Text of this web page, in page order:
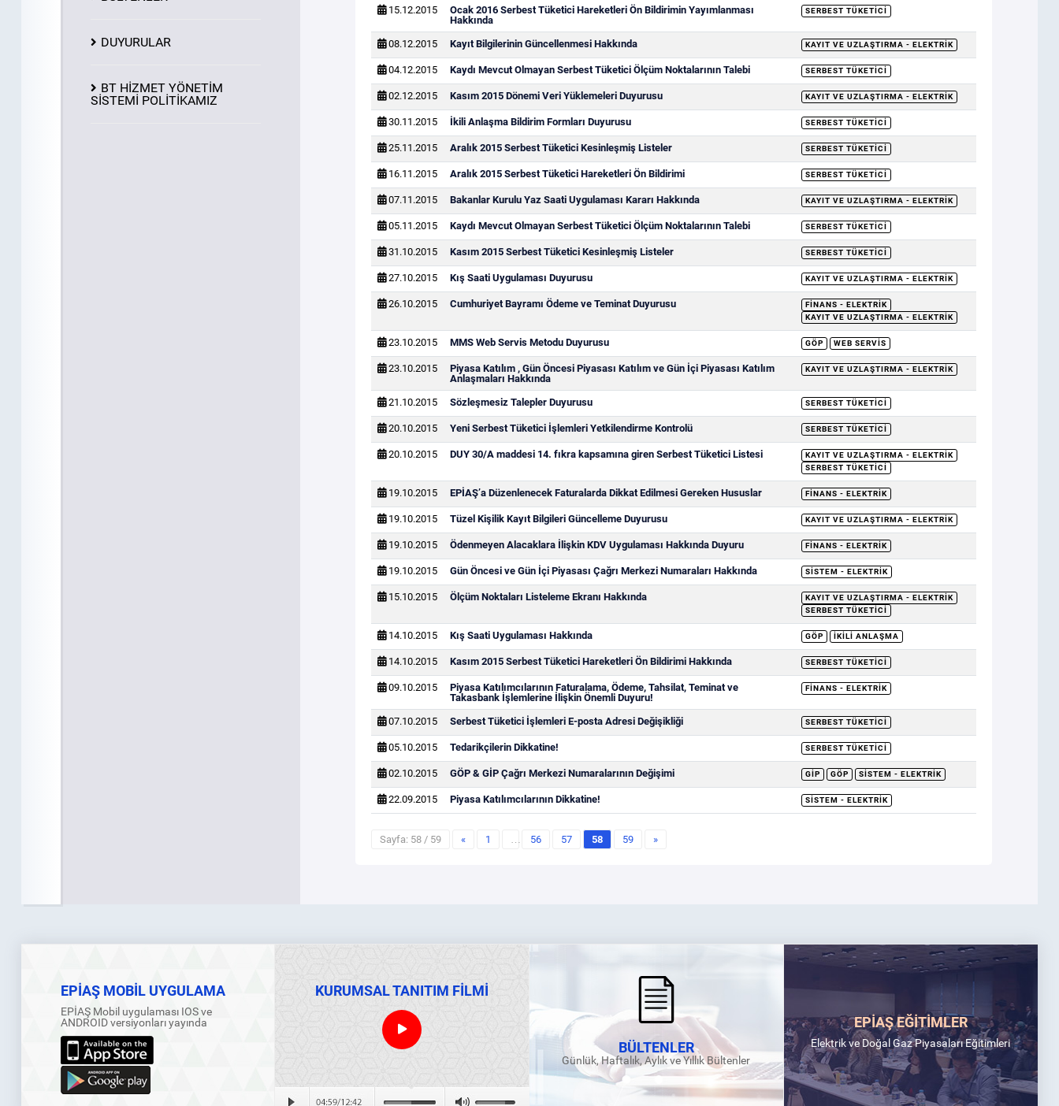
DUYURULAR
BT HİZMET YÖNETİM
SİSTEMİ POLİTİKAMIZ
15.12.2015
Ocak 2016 Serbest Tüketici Hareketleri Ön Bildirimin Yayımlanması
Hakkında
SERBEST TÜKETICI
08.12.2015 Kayıt Bilgilerinin Güncellenmesi Hakkında KAYIT VE UZLAŞTIRMA - ELEKTRIK
04.12.2015 Kaydı Mevcut Olmayan Serbest Tüketici Ölçüm Noktalarının Talebi SERBEST TÜKETICI
02.12.2015 Kasım 2015 Dönemi Veri Yüklemeleri Duyurusu KAYIT VE UZLAŞTIRMA - ELEKTRIK
30.11.2015 İkili Anlaşma Bildirim Formları Duyurusu SERBEST TÜKETICI
25.11.2015 Aralık 2015 Serbest Tüketici Kesinleşmiş Listeler SERBEST TÜKETICI
16.11.2015 Aralık 2015 Serbest Tüketici Hareketleri Ön Bildirimi SERBEST TÜKETICI
07.11.2015 Bakanlar Kurulu Yaz Saati Uygulaması Kararı Hakkında KAYIT VE UZLAŞTIRMA - ELEKTRIK
05.11.2015 Kaydı Mevcut Olmayan Serbest Tüketici Ölçüm Noktalarının Talebi SERBEST TÜKETICI
31.10.2015 Kasım 2015 Serbest Tüketici Kesinleşmiş Listeler SERBEST TÜKETICI
27.10.2015 Kış Saati Uygulaması Duyurusu KAYIT VE UZLAŞTIRMA - ELEKTRIK
26.10.2015 Cumhuriyet Bayramı Ödeme ve Teminat Duyurusu
FINANS - ELEKTRIK
KAYIT VE UZLAŞTIRMA - ELEKTRIK
23.10.2015 MMS Web Servis Metodu Duyurusu GÖP WEB SERVIS
23.10.2015
Piyasa Katılım , Gün Öncesi Piyasası Katılım ve Gün İçi Piyasası Katılım
Anlaşmaları Hakkında
KAYIT VE UZLAŞTIRMA - ELEKTRIK
21.10.2015 Sözleşmesiz Talepler Duyurusu SERBEST TÜKETICI
20.10.2015 Yeni Serbest Tüketici İşlemleri Yetkilendirme Kontrolü SERBEST TÜKETICI
20.10.2015 DUY 30/A maddesi 14. fıkra kapsamına giren Serbest Tüketici Listesi
KAYIT VE UZLAŞTIRMA - ELEKTRIK
SERBEST TÜKETICI
19.10.2015 EPİAŞ’a Düzenlenecek Faturalarda Dikkat Edilmesi Gereken Hususlar FINANS - ELEKTRIK
19.10.2015 Tüzel Kişilik Kayıt Bilgileri Güncelleme Duyurusu KAYIT VE UZLAŞTIRMA - ELEKTRIK
19.10.2015 Ödenmeyen Alacaklara İlişkin KDV Uygulaması Hakkında Duyuru FINANS - ELEKTRIK
19.10.2015 Gün Öncesi ve Gün İçi Piyasası Çağrı Merkezi Numaraları Hakkında SISTEM - ELEKTRIK
15.10.2015 Ölçüm Noktaları Listeleme Ekranı Hakkında
KAYIT VE UZLAŞTIRMA - ELEKTRIK
SERBEST TÜKETICI
14.10.2015 Kış Saati Uygulaması Hakkında GÖP İKILI ANLAŞMA
14.10.2015 Kasım 2015 Serbest Tüketici Hareketleri Ön Bildirimi Hakkında SERBEST TÜKETICI
09.10.2015
Piyasa Katılımcılarının Faturalama, Ödeme, Tahsilat, Teminat ve
Takasbank İşlemlerine İlişkin Önemli Duyuru!
FINANS - ELEKTRIK
07.10.2015 Serbest Tüketici İşlemleri E-posta Adresi Değişikliği SERBEST TÜKETICI
05.10.2015 Tedarikçilerin Dikkatine! SERBEST TÜKETICI
02.10.2015 GÖP & GİP Çağrı Merkezi Numaralarının Değişimi GİP GÖP SISTEM - ELEKTRIK
22.09.2015 Piyasa Katılımcılarının Dikkatine! SISTEM - ELEKTRIK
Sayfa: 58 / 59 « 1 … 56 57 58 59 »
EPİAŞ MOBİL UYGULAMA
EPİAŞ Mobil uygulaması IOS ve
ANDROID versiyonları yayında
KURUMSAL TANITIM FİLMİ
BÜLTENLER
Günlük, Haftalık, Aylık ve Yıllık Bültenler
EPİAŞ EĞİTİMLER
Elektrik ve Doğal Gaz Piyasaları Eğitimleri